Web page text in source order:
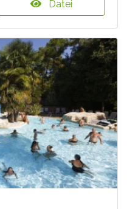
Datei